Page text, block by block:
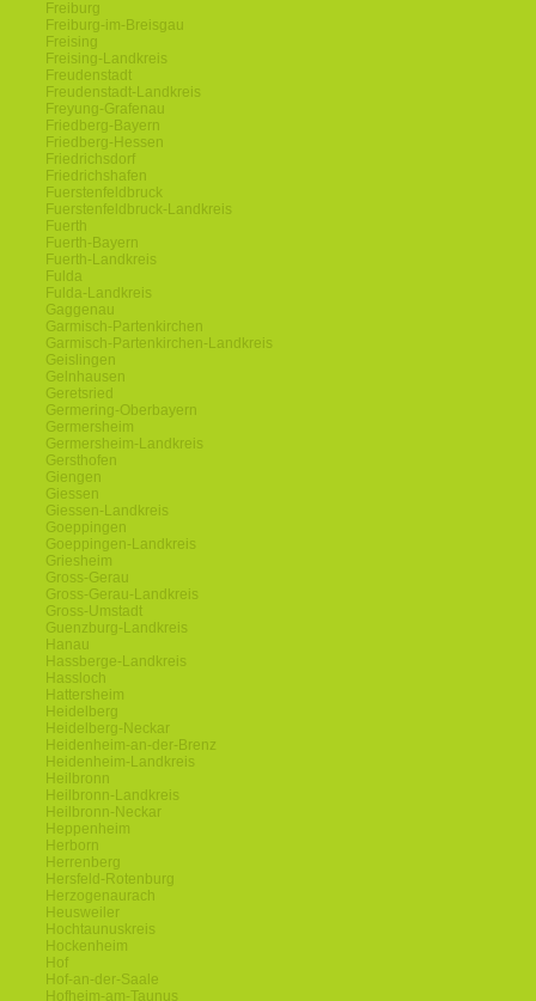
Freiburg
Freiburg-im-Breisgau
Freising
Freising-Landkreis
Freudenstadt
Freudenstadt-Landkreis
Freyung-Grafenau
Friedberg-Bayern
Friedberg-Hessen
Friedrichsdorf
Friedrichshafen
Fuerstenfeldbruck
Fuerstenfeldbruck-Landkreis
Fuerth
Fuerth-Bayern
Fuerth-Landkreis
Fulda
Fulda-Landkreis
Gaggenau
Garmisch-Partenkirchen
Garmisch-Partenkirchen-Landkreis
Geislingen
Gelnhausen
Geretsried
Germering-Oberbayern
Germersheim
Germersheim-Landkreis
Gersthofen
Giengen
Giessen
Giessen-Landkreis
Goeppingen
Goeppingen-Landkreis
Griesheim
Gross-Gerau
Gross-Gerau-Landkreis
Gross-Umstadt
Guenzburg-Landkreis
Hanau
Hassberge-Landkreis
Hassloch
Hattersheim
Heidelberg
Heidelberg-Neckar
Heidenheim-an-der-Brenz
Heidenheim-Landkreis
Heilbronn
Heilbronn-Landkreis
Heilbronn-Neckar
Heppenheim
Herborn
Herrenberg
Hersfeld-Rotenburg
Herzogenaurach
Heusweiler
Hochtaunuskreis
Hockenheim
Hof
Hof-an-der-Saale
Hofheim-am-Taunus